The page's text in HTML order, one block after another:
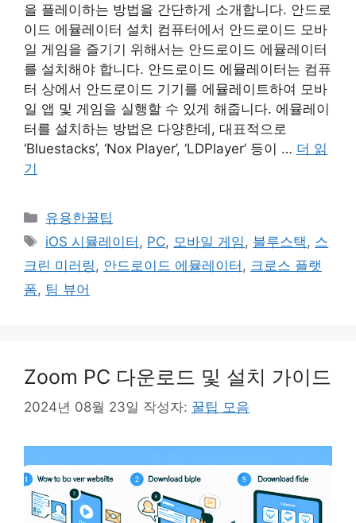
을 플레이하는 방법을 간단하게 소개합니다. 안드로
이드 에뮬레이터 설치 컴퓨터에서 안드로이드 모바
일 게임을 즐기기 위해서는 안드로이드 에뮬레이터
를 설치해야 합니다. 안드로이드 에뮬레이터는 컴퓨
터 상에서 안드로이드 기기를 에뮬레이트하여 모바
일 앱 및 게임을 실행할 수 있게 해줍니다. 에뮬레이
터를 설치하는 방법은 다양한데, 대표적으로
‘Bluestacks’, ‘Nox Player’, ‘LDPlayer’ 등이 … 더 읽
기
카
테
리
유용한꿀팁
태
그
iOS 시뮬레이터 , PC, 모바일 게임 , 블루스택 , 스
크린 미러링 , 안드로이드 에뮬레이터 , 크로스 플랫
폼, 팀 뷰어
Zoom PC 다운로드 및 설치 가이드
2024년 08월 23일 작성자: 꿀팁 모음